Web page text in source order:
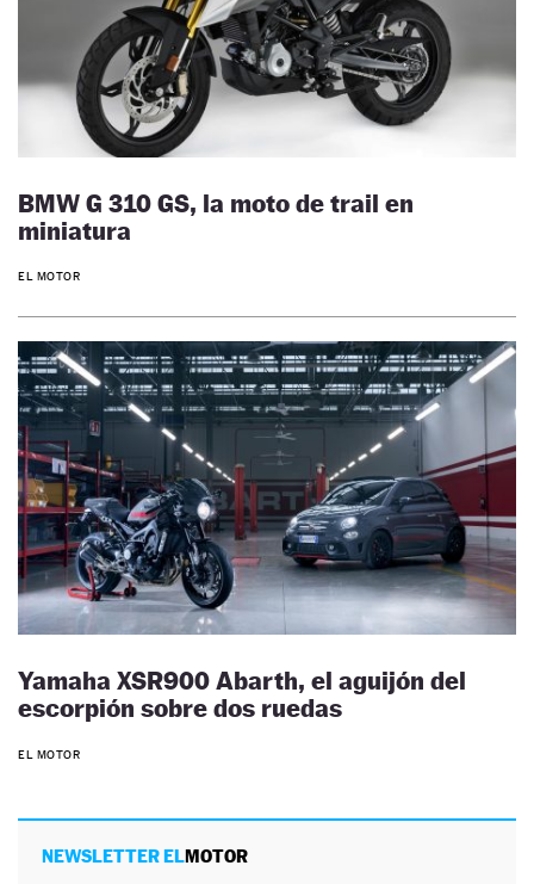
BMW G 310 GS, la moto de trail en
miniatura
EL MOTOR
Yamaha XSR900 Abarth, el aguijón del
escorpión sobre dos ruedas
EL MOTOR
NEWSLETTER ELMOTOR